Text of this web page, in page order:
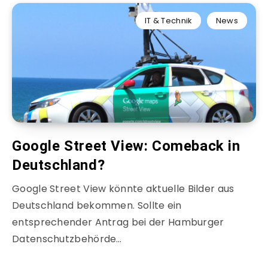
IT & Technik News
Google Street View: Comeback in
Deutschland?
Google Street View könnte aktuelle Bilder aus
Deutschland bekommen. Sollte ein
entsprechender Antrag bei der Hamburger
Datenschutzbehörde…